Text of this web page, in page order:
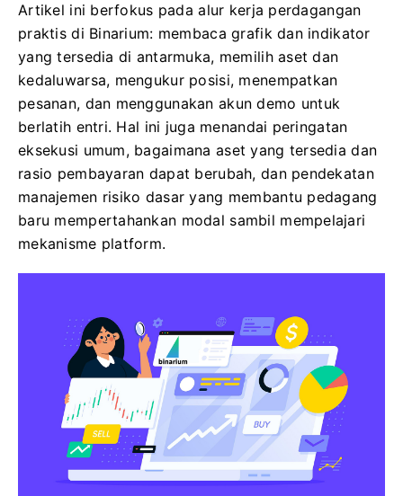
Artikel ini berfokus pada alur kerja perdagangan
praktis di Binarium: membaca grafik dan indikator
yang tersedia di antarmuka, memilih aset dan
kedaluwarsa, mengukur posisi, menempatkan
pesanan, dan menggunakan akun demo untuk
berlatih entri. Hal ini juga menandai peringatan
eksekusi umum, bagaimana aset yang tersedia dan
rasio pembayaran dapat berubah, dan pendekatan
manajemen risiko dasar yang membantu pedagang
baru mempertahankan modal sambil mempelajari
mekanisme platform.